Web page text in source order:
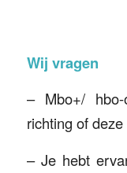
Wij vragen
– Mbo+/ hbo-
richting of
– Je hebt